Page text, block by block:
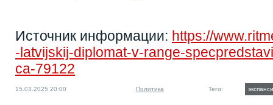
Источник информации: https://
-latvijskij-diplomat-v-range-
ca-79122
15.03.2025 20:00 Политика Теги: